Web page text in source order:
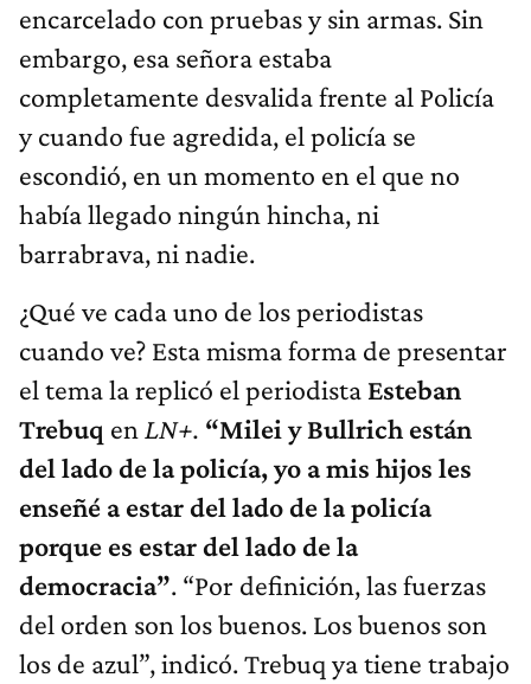
encarcelado con pruebas y sin armas. Sin
embargo, esa señora estaba
completamente desvalida frente al Policía
y cuando fue agredida, el policía se
escondió, en un momento en el que no
había llegado ningún hincha, ni
barrabrava, ni nadie.
¿Qué ve cada uno de los periodistas
cuando ve? Esta misma forma de presentar
el tema la replicó el periodista Esteban
Trebuq en LN+. “Milei y Bullrich están
del lado de la policía, yo a mis hijos les
enseñé a estar del lado de la policía
porque es estar del lado de la
democracia”. “Por definición, las fuerzas
del orden son los buenos. Los buenos son
los de azul”, indicó. Trebuq ya tiene trabajo